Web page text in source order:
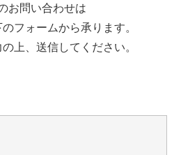
お問い合わせは
フォームから承ります。
上、送信してください。